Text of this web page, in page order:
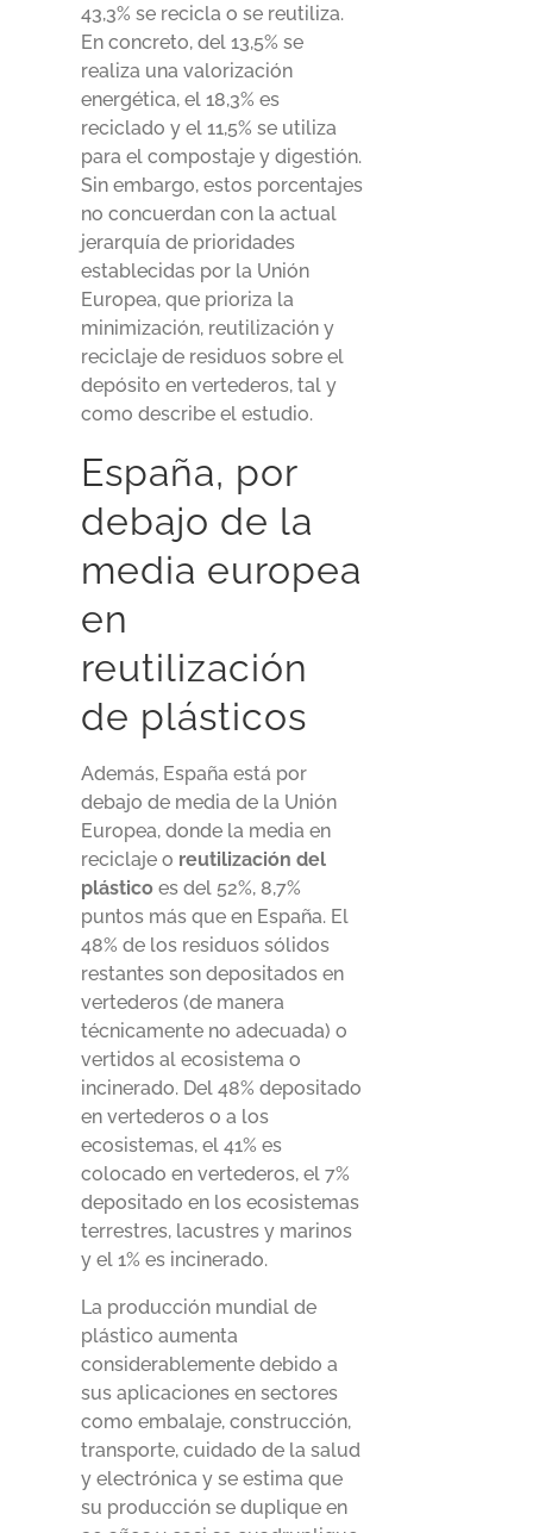
43,3% se recicla o se reutiliza.
En concreto, del 13,5% se
realiza una valorización
energética, el 18,3% es
reciclado y el 11,5% se utiliza
para el compostaje y digestión.
Sin embargo, estos porcentajes
no concuerdan con la actual
jerarquía de prioridades
establecidas por la Unión
Europea, que prioriza la
minimización, reutilización y
reciclaje de residuos sobre el
depósito en vertederos, tal y
como describe el estudio.
España, por
debajo de la
media europea
en
reutilización
de plásticos
Además, España está por
debajo de media de la Unión
Europea, donde la media en
reciclaje o reutilización del
plástico es del 52%, 8,7%
puntos más que en España. El
48% de los residuos sólidos
restantes son depositados en
vertederos (de manera
técnicamente no adecuada) o
vertidos al ecosistema o
incinerado. Del 48% depositado
en vertederos o a los
ecosistemas, el 41% es
colocado en vertederos, el 7%
depositado en los ecosistemas
terrestres, lacustres y marinos
y el 1% es incinerado.
La producción mundial de
plástico aumenta
considerablemente debido a
sus aplicaciones en sectores
como embalaje, construcción,
transporte, cuidado de la salud
y electrónica y se estima que
su producción se duplique en